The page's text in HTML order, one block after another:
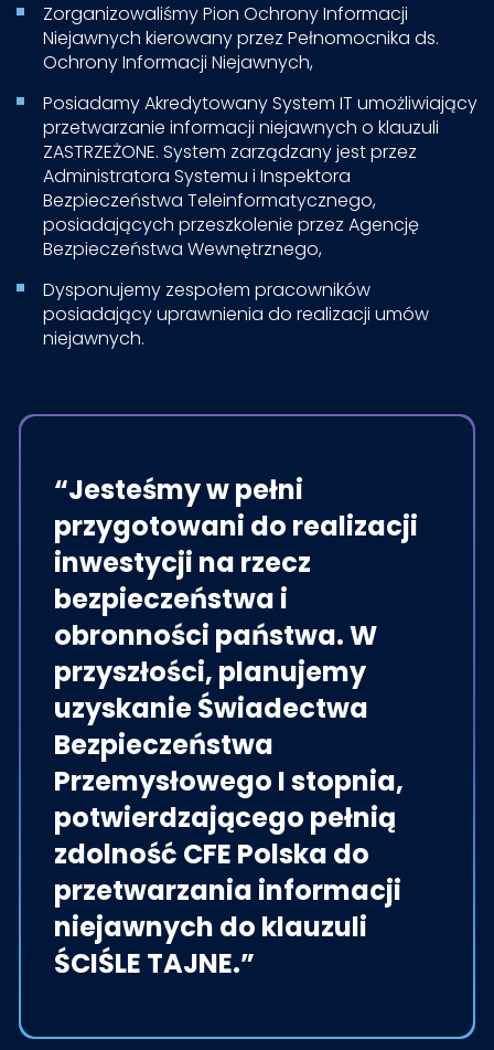
Zorganizowaliśmy Pion Ochrony Informacji
Niejawnych kierowany przez Pełnomocnika ds.
Ochrony Informacji Niejawnych,​
Posiadamy Akredytowany System IT umożliwiający
przetwarzanie informacji niejawnych o klauzuli
ZASTRZEŻONE. System zarządzany jest przez
Administratora Systemu i Inspektora
Bezpieczeństwa Teleinformatycznego,
posiadających przeszkolenie przez Agencję
Bezpieczeństwa Wewnętrznego,​
Dysponujemy zespołem pracowników
posiadający uprawnienia do realizacji umów
niejawnych.​
“Jesteśmy w pełni
przygotowani do realizacji
inwestycji na rzecz
bezpieczeństwa i
obronności państwa.​ W
przyszłości, planujemy
uzyskanie Świadectwa
Bezpieczeństwa
Przemysłowego I stopnia,​
potwierdzającego pełnią
zdolność CFE Polska do
przetwarzania informacji
niejawnych do klauzuli
ŚCIŚLE TAJNE.​”